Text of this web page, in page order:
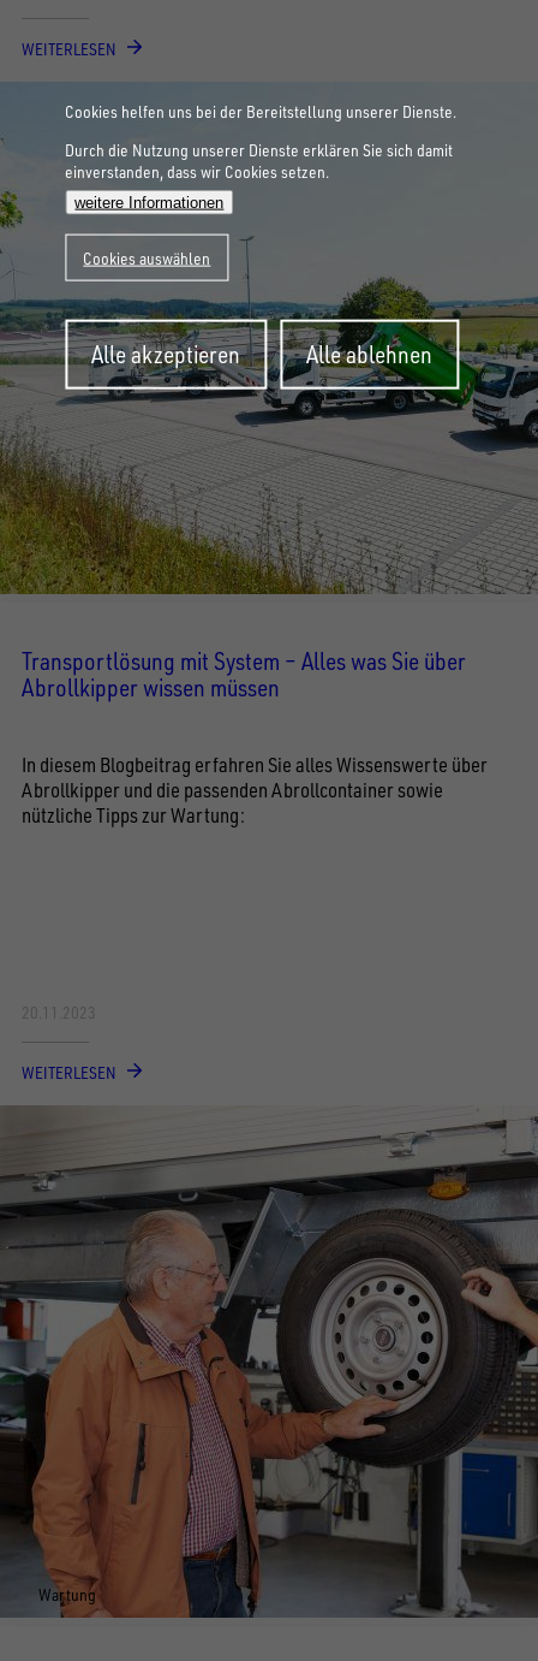
WEITERLESEN
Transportlösung mit System – Alles was Sie über
Abrollkipper wissen müssen
In diesem Blogbeitrag erfahren Sie alles Wissenswerte über
Abrollkipper und die passenden Abrollcontainer sowie
nützliche Tipps zur Wartung:
20.11.2023
WEITERLESEN
Wartung
Cookies helfen uns bei der Bereitstellung unserer Dienste.
Durch die Nutzung unserer Dienste erklären Sie sich damit
einverstanden, dass wir Cookies setzen.
weitere Informationen
Cookies auswählen
Alle akzeptieren
Zustimmung
zurückziehen
Alle ablehnen